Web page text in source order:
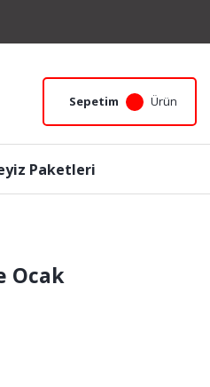
Sepetim Ürün
Paketleri
Ocak